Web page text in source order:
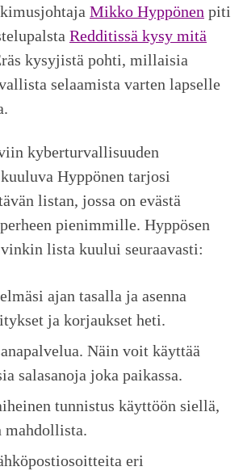
Mikko Hyppönen piti
Redditissä kysy mitä
kysyjistä pohti, millaisia
selaamista varten lapselle
kyberturvallisuuden
Hyppönen tarjosi
listan, jossa on evästä
pienimmille. Hyppösen
lista kuului seuraavasti:
ajan tasalla ja asenna
ja korjaukset heti.
Näin voit käyttää
salasanoja joka paikassa.
tunnistus käyttöön siellä,
mahdollista.
eri